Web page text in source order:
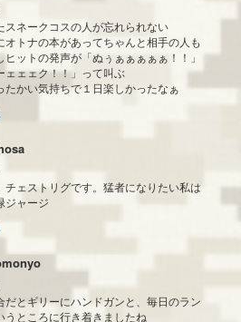
スネークコスの人が忘れられない
オトナの本があってちゃんと相手の人も
ットの発声が「ぬぅぁぁぁぁぁ！！」
ェェク！！」って叫ぶ
たかい気持ちで１日楽しかったなぁ
チェストリグです。猛者になりたい私は
ジャージ
だとギリーにハンドガンと、毎日のラン
うところに行き着きましたね